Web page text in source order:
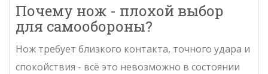
Почему нож - плохой выбор
для самообороны?
Нож требует близкого контакта, точного удара и
спокойствия - всё это невозможно в состоянии